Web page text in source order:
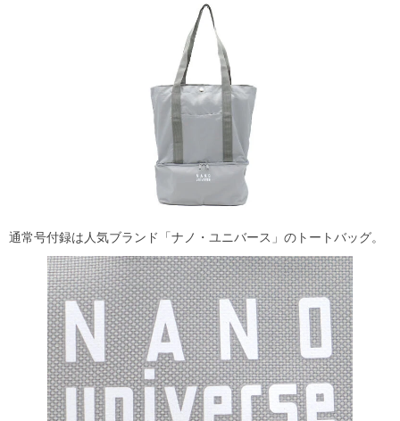
通常号付録は人気ブランド「ナノ・ユニバース」のトートバッグ。